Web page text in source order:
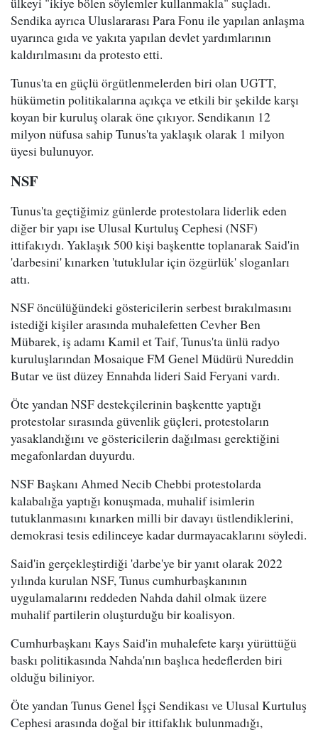
Sendika ayrıca Uluslararası Para Fonu ile yapılan anlaşma
uyarınca gıda ve yakıta yapılan devlet yardımlarının
kaldırılmasını da protesto etti.
Tunus'ta en güçlü örgütlenmelerden biri olan UGTT,
hükümetin politikalarına açıkça ve etkili bir şekilde karşı
koyan bir kuruluş olarak öne çıkıyor. Sendikanın 12
milyon nüfusa sahip Tunus'ta yaklaşık olarak 1 milyon
üyesi bulunuyor.
NSF
Tunus'ta geçtiğimiz günlerde protestolara liderlik eden
diğer bir yapı ise Ulusal Kurtuluş Cephesi (NSF)
ittifakıydı. Yaklaşık 500 kişi başkentte toplanarak Said'in
'darbesini' kınarken 'tutuklular için özgürlük' sloganları
attı.
NSF öncülüğündeki göstericilerin serbest bırakılmasını
istediği kişiler arasında muhalefetten Cevher Ben
Mübarek, iş adamı Kamil et Taif, Tunus'ta ünlü radyo
kuruluşlarından Mosaique FM Genel Müdürü Nureddin
Butar ve üst düzey Ennahda lideri Said Feryani vardı.
Öte yandan NSF destekçilerinin başkentte yaptığı
protestolar sırasında güvenlik güçleri, protestoların
yasaklandığını ve göstericilerin dağılması gerektiğini
megafonlardan duyurdu.
NSF Başkanı Ahmed Necib Chebbi protestolarda
kalabalığa yaptığı konuşmada, muhalif isimlerin
tutuklanmasını kınarken milli bir davayı üstlendiklerini,
demokrasi tesis edilinceye kadar durmayacaklarını söyledi.
Said'in gerçekleştirdiği 'darbe'ye bir yanıt olarak 2022
yılında kurulan NSF, Tunus cumhurbaşkanının
uygulamalarını reddeden Nahda dahil olmak üzere
muhalif partilerin oluşturduğu bir koalisyon.
Cumhurbaşkanı Kays Said'in muhalefete karşı yürüttüğü
baskı politikasında Nahda'nın başlıca hedeflerden biri
olduğu biliniyor.
Öte yandan Tunus Genel İşçi Sendikası ve Ulusal Kurtuluş
Cephesi arasında doğal bir ittifaklık bulunmadığı,